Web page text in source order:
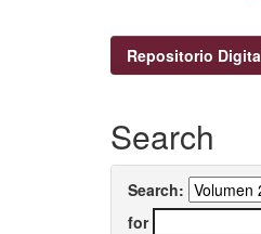
Repositorio
Search
Search:
for